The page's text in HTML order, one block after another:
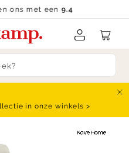
ons met een9.4
in onze winkels >